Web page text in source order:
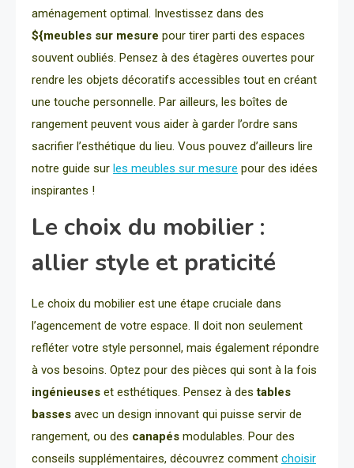
aménagement optimal. Investissez dans des
${meubles sur mesure pour tirer parti des espaces
souvent oubliés. Pensez à des étagères ouvertes pour
rendre les objets décoratifs accessibles tout en créant
une touche personnelle. Par ailleurs, les boîtes de
rangement peuvent vous aider à garder l’ordre sans
sacrifier l’esthétique du lieu. Vous pouvez d’ailleurs lire
notre guide sur les meubles sur mesure pour des idées
inspirantes !
Le choix du mobilier :
allier style et praticité
Le choix du mobilier est une étape cruciale dans
l’agencement de votre espace. Il doit non seulement
refléter votre style personnel, mais également répondre
à vos besoins. Optez pour des pièces qui sont à la fois
ingénieuses et esthétiques. Pensez à destables
basses avec un design innovant qui puisse servir de
rangement, ou des canapés modulables. Pour des
conseils supplémentaires, découvrez comment choisir